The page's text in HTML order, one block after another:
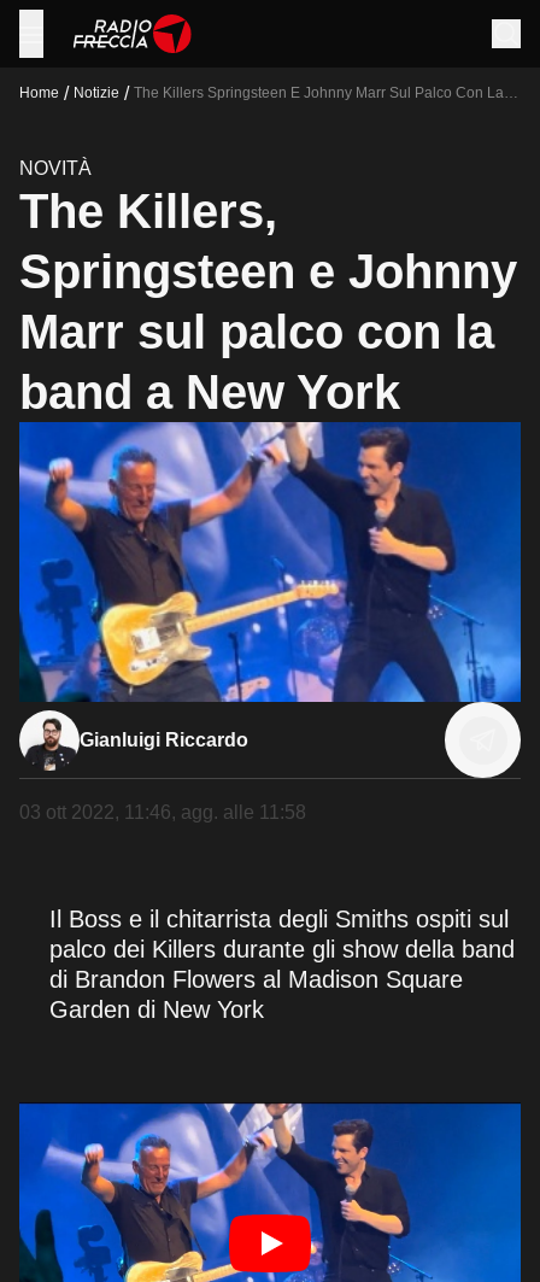
Home / Notizie / The Killers Springsteen E Johnny Marr Sul Palco Con La
NOVITÀ
The Killers,
Springsteen e Johnny
Marr sul palco con la
band a New York
Gianluigi Riccardo
03 ott 2022, 11:46, agg. alle 11:58
Il Boss e il chitarrista degli Smiths ospiti sul
palco dei Killers durante gli show della band
di Brandon Flowers al Madison Square
Garden di New York